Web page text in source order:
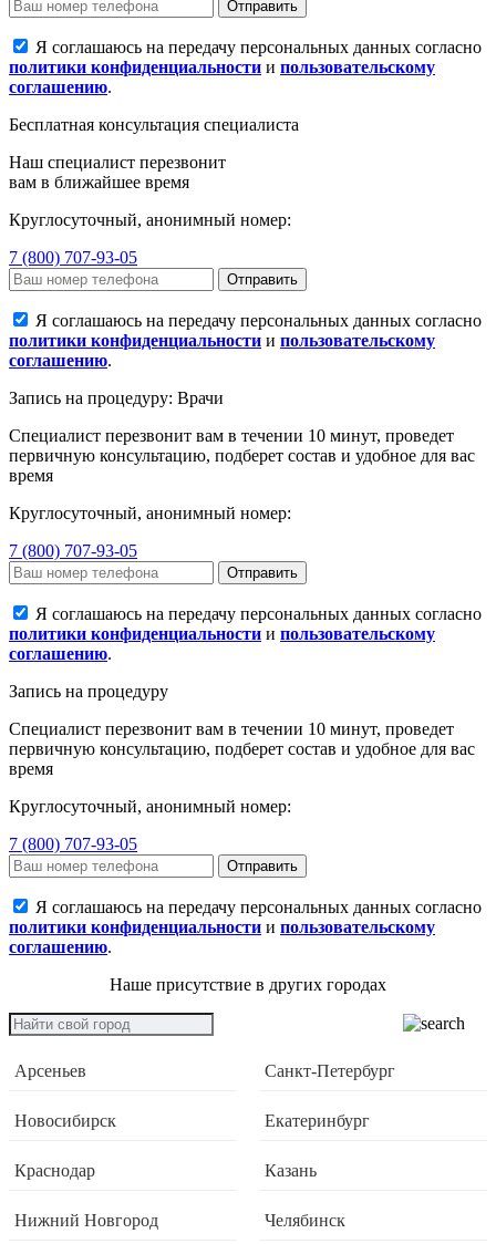
Отправить
Я соглашаюсь на передачу персональных данных согласно
политики конфиденциальности и пользовательскому
соглашению.
Бесплатная консультация специалиста
Наш специалист перезвонит
вам в ближайшее время
Круглосуточный, анонимный номер:
7 (800) 707-93-05
Отправить
Я соглашаюсь на передачу персональных данных согласно
политики конфиденциальности и пользовательскому
соглашению.
Запись на процедуру: Врачи
Специалист перезвонит вам в течении 10 минут, проведет
первичную консультацию, подберет состав и удобное для вас
время
Круглосуточный, анонимный номер:
7 (800) 707-93-05
Отправить
Я соглашаюсь на передачу персональных данных согласно
политики конфиденциальности и пользовательскому
соглашению.
Запись на процедуру
Специалист перезвонит вам в течении 10 минут, проведет
первичную консультацию, подберет состав и удобное для вас
время
Круглосуточный, анонимный номер:
7 (800) 707-93-05
Отправить
Я соглашаюсь на передачу персональных данных согласно
политики конфиденциальности и пользовательскому
соглашению.
Наше присутствие в других городах
Арсеньев Санкт-Петербург
Новосибирск Екатеринбург
Краснодар Казань
Нижний Новгород Челябинск